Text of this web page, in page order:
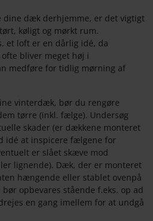
dine dæk derhjemme, er det vigtigt
køligt og mørkt rum.
et loft er en dårlig idé, da
bliver meget høj i
medføre for tidlig mørning af
vinterdæk, bør du rengøre
tørre (inkl. fælge). Undersøg
skader (er dækkene monteret
idé at inspicere fælgene for
er slået skæve mod
lignende). Dæk, der er monteret
hængende eller stablet ovenpå
opbevares stående f.eks. op ad
en gang imellem for at undgå